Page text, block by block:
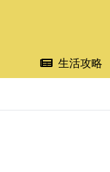
生活攻略